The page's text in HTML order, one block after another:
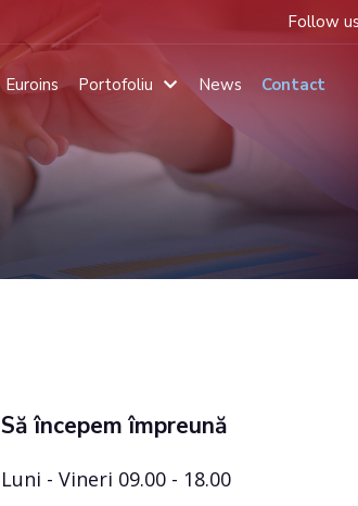
Follow
Euroins Portofoliu News Contact
Să începem împreună
Luni - Vineri 09.00 - 18.00